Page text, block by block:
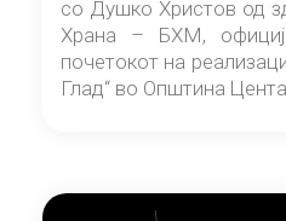
со Душко Христов од
Храна – БХМ,
почетокот на
Глад“ во Општина